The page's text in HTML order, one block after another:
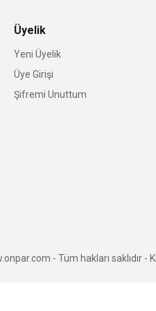
Üyelik
Yeni Üyelik
Üye Girişi
Şifremi Unuttum
- Tüm hakları saklıdır -